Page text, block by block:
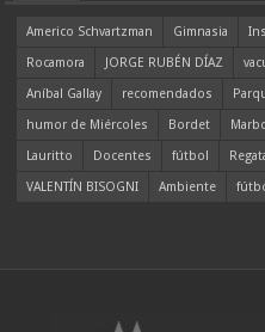
Americo Schvartzman Gimnasia
Rocamora
JORGE RUBÉN DÍAZ
Aníbal Gallay
recomendados
humor de Miércoles
Bordet
Lauritto
Docentes fútbol
VALENTÍN BISOGNI
Ambiente